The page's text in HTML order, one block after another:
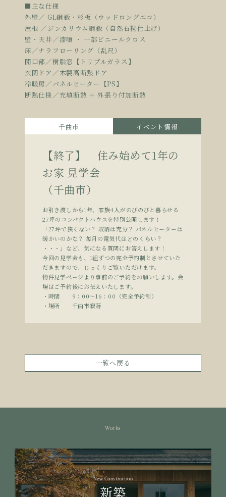
■主な仕様
外壁／ GL鋼鈑・杉板（ウッドロングエコ）
屋根 ／ジンカリウム鋼鈑（自然石粒仕上げ）
壁・天井／漆喰 ・ 一部ビニールクロス
床／ナラフローリング（乱尺）
開口部／樹脂窓【トリプルガラス】
玄関ドア／木製高断熱ドア
冷暖房／パネルヒーター【PS】
断熱仕様／充填断熱 ＋ 外張り付加断熱
千曲市 イベント情報
【終了】 住み始めて1年の
お家 見学会
（千曲市）
お引き渡しから1年、家族4人がのびのびと暮らせる
27坪のコンパクトハウスを特別公開します！
「27坪で狭くない？ 収納は充分？ パネルヒーターは
暖かいのかな？ 毎月の電気代はどのくらい？
・・・」など、気になる質問にお答えします！
今回の見学会も、1組ずつの完全予約制とさせていた
だきますので、じっくりご覧いただけます。
物件見学ページより事前のご予約をお願いします。会
場はご予約後にお伝えいたします。
・時間 9：00〜16：00（完全予約制）
・場所 千曲市寂蒔
一覧へ戻る
Works
New Construction
新築